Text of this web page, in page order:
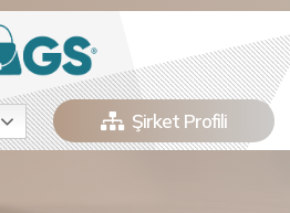
Şirket Profili